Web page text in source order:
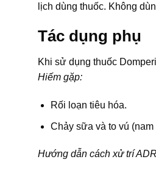
lịch dùng thuốc. Không
Tác dụng phụ
Khi sử dụng thuốc
Hiếm gặp:
Rối loạn tiêu hóa.
Chảy sữa và to vú
Hướng dẫn cách xử trí